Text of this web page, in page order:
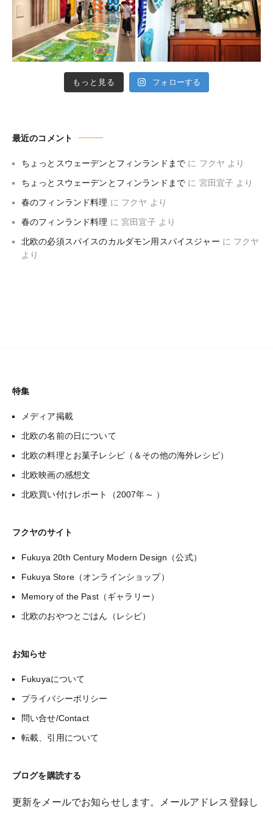
もっと見る フォローする
最近のコメント
ちょっとスウェーデンとフィンランドまで に フクヤ より
ちょっとスウェーデンとフィンランドまで に 宮田宜子 より
春のフィンランド料理 に フクヤ より
春のフィンランド料理 に宮田宜子 より
北欧の必須スパイスのカルダモン用スパイスジャー に フクヤ
より
特集
メディア掲載
北欧の名前の日について
北欧の料理とお菓子レシピ（＆その他の海外レシピ）
北欧映画の感想文
北欧買い付けレポート（2007年～ ）
フクヤのサイト
Fukuya 20th Century Modern Design（公式）
Fukuya Store（オンラインショップ）
Memory of the Past（ギャラリー）
北欧のおやつとごはん（レシピ）
お知らせ
Fukuyaについて
プライバシーポリシー
問い合せ/Contact
転載、引用について
ブログを購読する
更新をメールでお知らせします。メールアドレス登録し